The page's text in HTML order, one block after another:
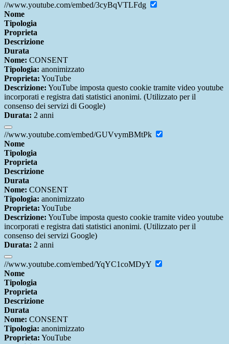
//www.youtube.com/embed/3cyBqVTLFdg
Nome
Tipologia
Proprieta
Descrizione
Durata
Nome: CONSENT
Tipologia: anonimizzato
Proprieta: YouTube
Descrizione: YouTube imposta questo cookie tramite video youtube
incorporati e registra dati statistici anonimi. (Utilizzato per il
consenso dei servizi di Google)
Durata: 2 anni
//www.youtube.com/embed/GUVvymBMtPk
Nome
Tipologia
Proprieta
Descrizione
Durata
Nome: CONSENT
Tipologia: anonimizzato
Proprieta: YouTube
Descrizione: YouTube imposta questo cookie tramite video youtube
incorporati e registra dati statistici anonimi. (Utilizzato per il
consenso dei servizi Google)
Durata: 2 anni
//www.youtube.com/embed/YqYC1coMDyY
Nome
Tipologia
Proprieta
Descrizione
Durata
Nome: CONSENT
Tipologia: anonimizzato
Proprieta: YouTube